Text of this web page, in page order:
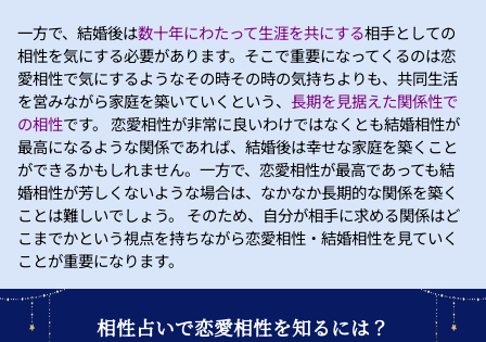
一方で、結婚後は数十年にわたって生涯を共にする相手としての
相性を気にする必要があります。そこで重要になってくるのは恋
愛相性で気にするようなその時その時の気持ちよりも、共同生活
を営みながら家庭を築いていくという、 長期を見据えた関係性で
の相性です。 恋愛相性が非常に良いわけではなくとも結婚相性が
最高になるような関係であれば、結婚後は幸せな家庭を築くこと
ができるかもしれません。一方で、恋愛相性が最高であっても結
婚相性が芳しくないような場合は、なかなか長期的な関係を築く
ことは難しいでしょう。 そのため、自分が相手に求める関係はど
こまでかという視点を持ちながら恋愛相性・結婚相性を見ていく
ことが重要になります。
相性占いで恋愛相性を知るには？